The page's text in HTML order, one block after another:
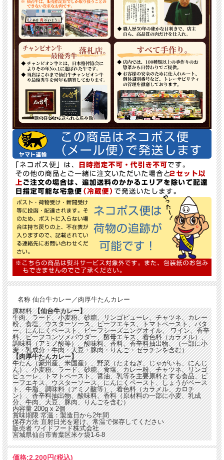
仙台牛カレー
名称 仙台牛カレー／肉厚牛たんカレー
原材料 【仙台牛カレー】
牛肉、ラード、小麦粉、砂糖、リンゴピューレ、チャツネ、カレー
粉、食塩、ウスターソース、ビーフエキス、トマトペースト、バタ
ー、にんにくペースト、ビーフシーズニングオイル、 ワイン、香辛
料、ビーフコンソメパウダー、酵母エキス、着色料（カラメル）、
調味料（アミノ酸等）、酸味料、香料、香辛料抽出物、（一部に小
麦・乳成分・牛肉・大豆・豚肉・りんご・ゼラチンを含む）
【肉厚牛たんカレー】
牛たん（豪州産、米国産）、野菜（たまねぎ、じゃがいも、にんじ
ん）、小麦粉、ラード、砂糖、食塩、カレー粉、チャツネ、リンゴ
ピューレ、トマトペースト、醤油、乳等を主要原料とする食品、ビ
ーフエキス、ウスターソース、にんにくペースト、しょうがペース
ト、牛脂、調味料（アミノ酸等）、着色料（カラメル、カロチ
ン）、香辛料抽出物、酸味料、香料（原材料の一部に小麦、乳成
分、牛肉、大豆、豚肉、りんごを含む）
内容量 200g x 2個
賞味期限 常温：製造日から2年間
保存方法 直射日光を避け、常温で保存してください
販売者 ワイドフード株式会社
宮城県仙台市青葉区米ケ袋1-6-8
価格:2,200円(税込)